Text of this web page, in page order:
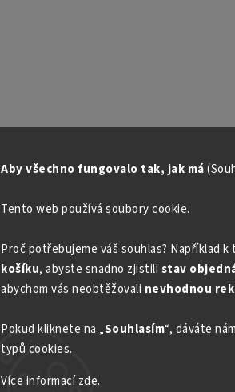
Aby všechno fungovalo tak, jak má
Tento web používá soubory cookie.
Proč potřebujeme váš souhlas? Například k
košíku, abyste snadno zjistili stav
abychom vás neobtěžovali nevhodnou
Pokud kliknete na „Souhlasím“, dáváte
typů cookies.
Více informacízde.